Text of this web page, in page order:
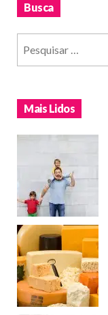
Busca
Mais Lidos